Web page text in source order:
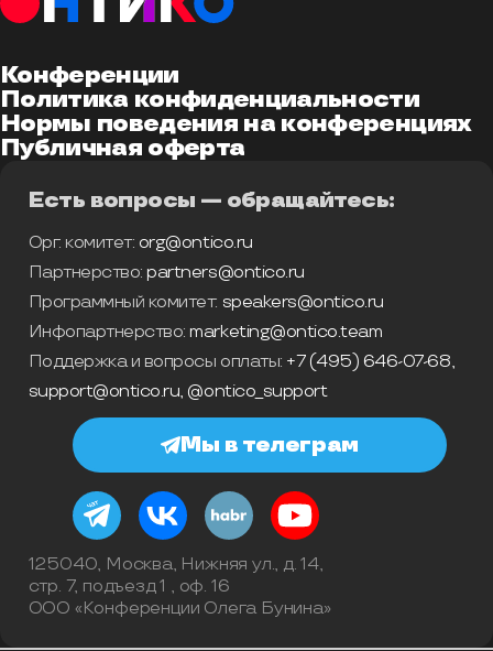
Конференции
Политика конфиденциальности
Нормы поведения на конференциях
Публичная оферта
Есть вопросы — обращайтесь:
Орг. комитет: org@ontico.ru
Партнерство: partners@ontico.ru
Программный комитет: speakers@ontico.ru
Инфопартнерство: marketing@ontico.team
Поддержка и вопросы оплаты: +7 (495) 646-07-68,
support@ontico.ru, @ontico_support
Мы в телеграм
125040, Москва, Нижняя ул., д. 14,
стр. 7, подъезд 1 , оф. 16
ООО «Конференции Олега Бунина»